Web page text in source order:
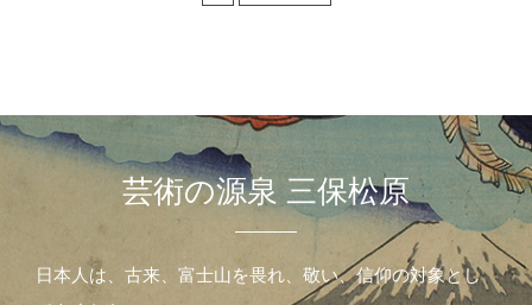
芸術の源泉 三保松原
日本人は、古来、富士山を畏れ、敬い、信仰の対象とし